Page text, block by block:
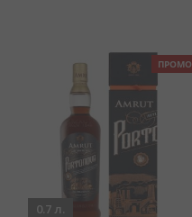
ПРОМО
0.7 л.